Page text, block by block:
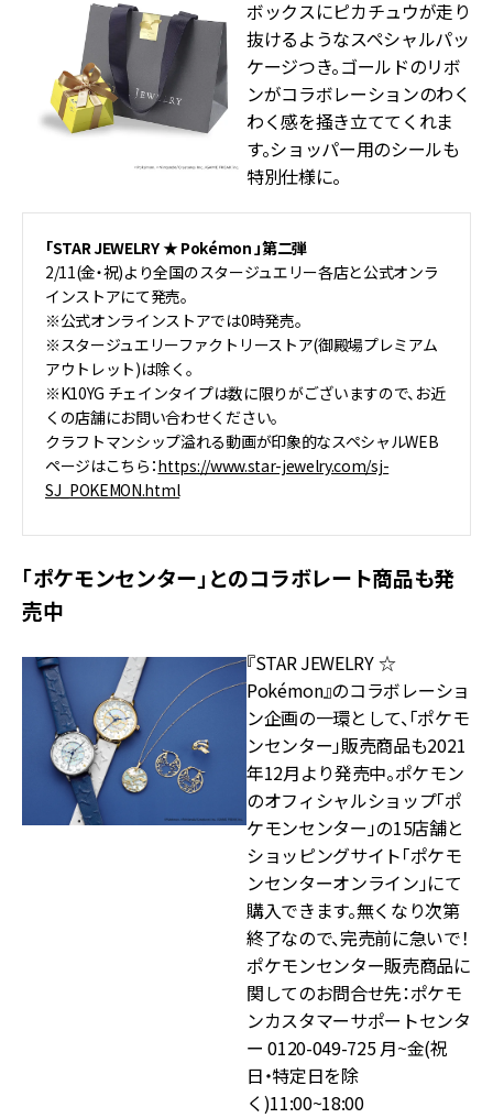
ボックスにピカチュウが走り
抜けるようなスペシャルパッ
ケージつき。ゴールドのリボ
ンがコラボレーションのわく
わく感を掻き立ててくれま
す。ショッパー用のシールも
特別仕様に。
「STAR JEWELRY ★ Pokémon 」第二弾
2/11(金・祝)より全国のスタージュエリー各店と公式オンラ
インストアにて発売。
※公式オンラインストアでは0時発売。
※スタージュエリーファクトリーストア(御殿場プレミアム
アウトレット)は除く。
※K10YG チェインタイプは数に限りがございますので、お近
くの店舗にお問い合わせください。
クラフトマンシップ溢れる動画が印象的なスペシャルWEB
ページはこちら：https://www.star-jewelry.com/sj-
SJ_POKEMON.html
「ポケモンセンター」とのコラボレート商品も発
売中
『STAR JEWELRY ☆
Pokémon』のコラボレーショ
ン企画の一環として、「ポケモ
ンセンター」販売商品も2021
年12月より発売中。ポケモン
のオフィシャルショップ「ポ
ケモンセンター」の15店舗と
ショッピングサイト「ポケモ
ンセンターオンライン」にて
購入できます。無くなり次第
終了なので、完売前に急いで！
ポケモンセンター販売商品に
関してのお問合せ先：ポケモ
ンカスタマーサポートセンタ
ー 0120-049-725 月~金(祝
日・特定日を除
く)11:00~18:00